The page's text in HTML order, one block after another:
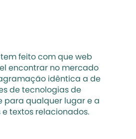
feito com que web
encontrar no mercado
idêntica a de
de tecnologias de
para qualquer lugar e a
textos relacionados.